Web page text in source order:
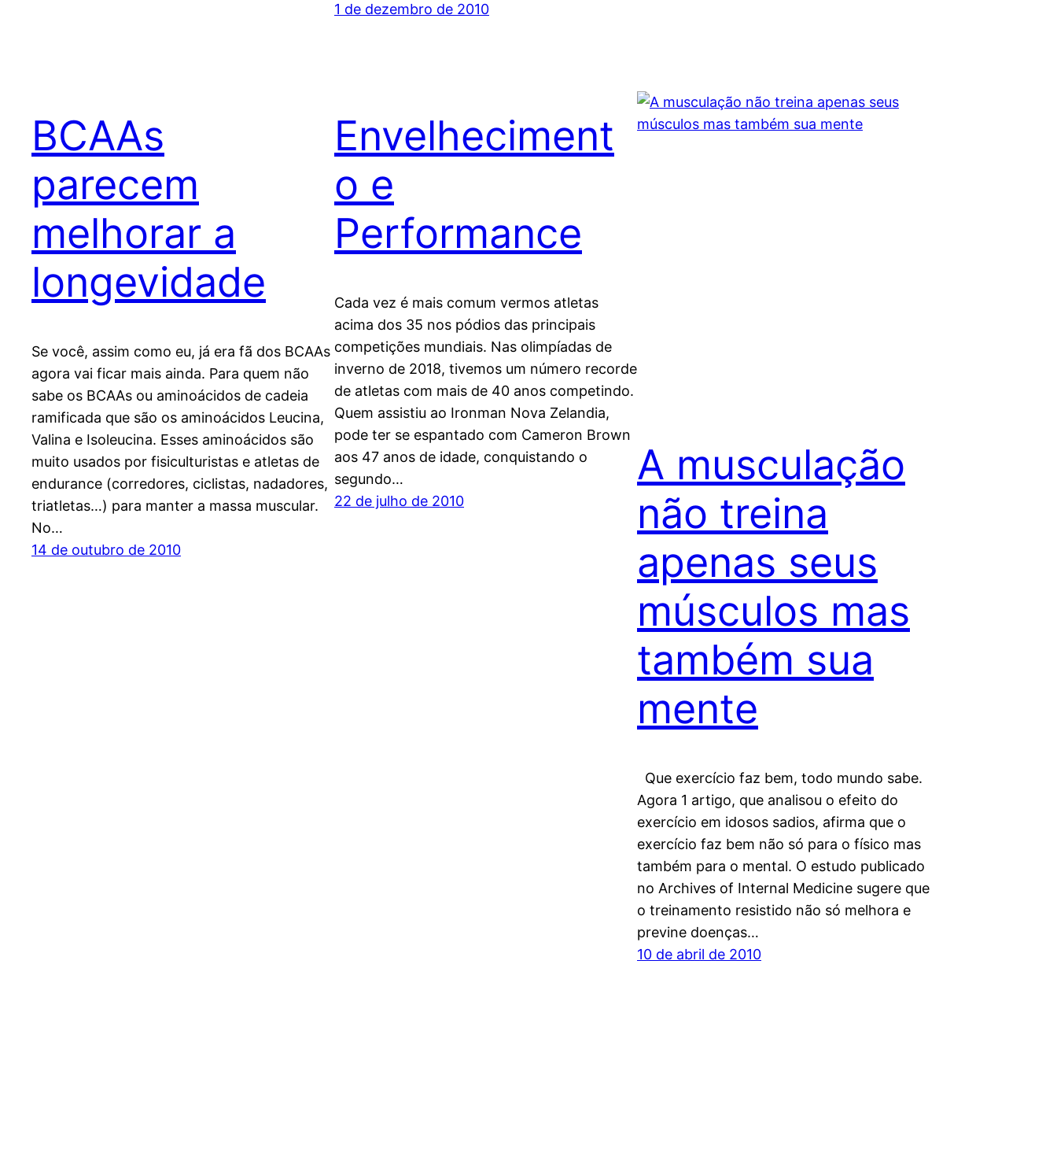
1 de dezembro de 2010
BCAAs
parecem
melhorar a
longevidade
Se você, assim como eu, já era fã dos BCAAs
agora vai ficar mais ainda. Para quem não
sabe os BCAAs ou aminoácidos de cadeia
ramificada que são os aminoácidos Leucina,
Valina e Isoleucina. Esses aminoácidos são
muito usados por fisiculturistas e atletas de
endurance (corredores, ciclistas, nadadores,
triatletas…) para manter a massa muscular.
No…
14 de outubro de 2010
Envelheciment
o e
Performance
Cada vez é mais comum vermos atletas
acima dos 35 nos pódios das principais
competições mundiais. Nas olimpíadas de
inverno de 2018, tivemos um número recorde
de atletas com mais de 40 anos competindo.
Quem assistiu ao Ironman Nova Zelandia,
pode ter se espantado com Cameron Brown
aos 47 anos de idade, conquistando o
segundo…
22 de julho de 2010
A musculação
não treina
apenas seus
músculos mas
também sua
mente
Que exercício faz bem, todo mundo sabe.
Agora 1 artigo, que analisou o efeito do
exercício em idosos sadios, afirma que o
exercício faz bem não só para o físico mas
também para o mental. O estudo publicado
no Archives of Internal Medicine sugere que
o treinamento resistido não só melhora e
previne doenças…
10 de abril de 2010